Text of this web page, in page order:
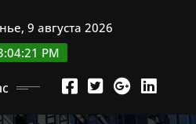
9 августа 2026
PM